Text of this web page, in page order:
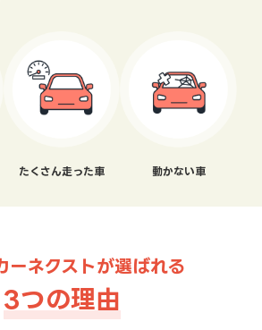
たくさん走った車 動かない車
ーネクストが選ばれる
3つの理由